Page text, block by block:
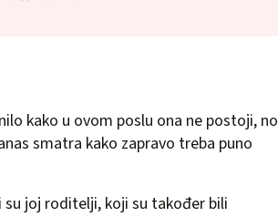
kako u ovom poslu ona ne postoji, no
smatra kako zapravo treba puno
su joj roditelji, koji su također bili